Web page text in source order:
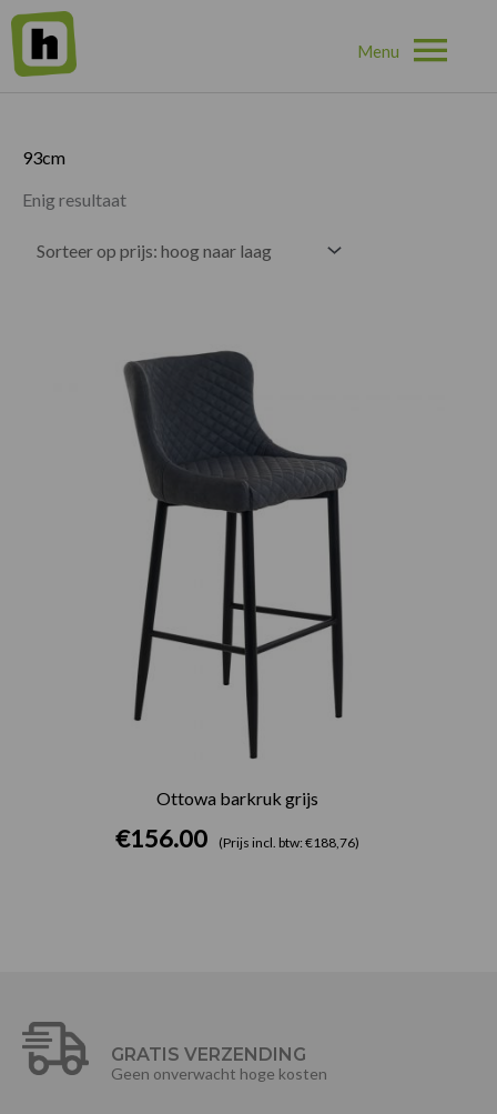
Home»
93cm
Enig resultaat
Ottowa barkruk grijs
€156.00 (Prijs incl. btw: €188,76)
GRATIS VERZENDING
Geen onverwacht hoge kosten